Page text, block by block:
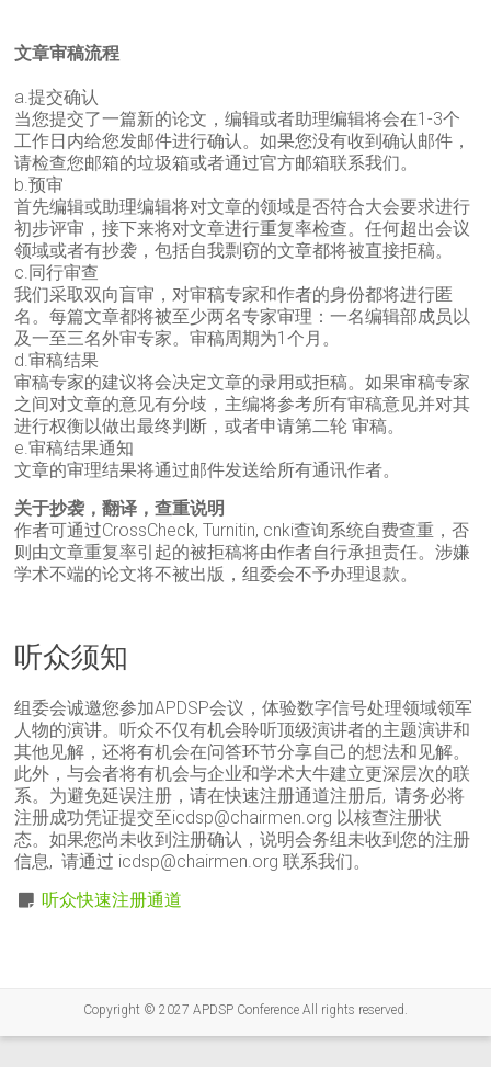
文章审稿流程
a.提交确认
当您提交了一篇新的论文，编辑或者助理编辑将会在1-3个
工作日内给您发邮件进行确认。如果您没有收到确认邮件，
请检查您邮箱的垃圾箱或者通过官方邮箱联系我们。
b.预审
首先编辑或助理编辑将对文章的领域是否符合大会要求进行
初步评审，接下来将对文章进行重复率检查。任何超出会议
领域或者有抄袭，包括自我剽窃的文章都将被直接拒稿。
c.同行审查
我们采取双向盲审，对审稿专家和作者的身份都将进行匿
名。每篇文章都将被至少两名专家审理：一名编辑部成员以
及一至三名外审专家。审稿周期为1个月。
d.审稿结果
审稿专家的建议将会决定文章的录用或拒稿。如果审稿专家
之间对文章的意见有分歧，主编将参考所有审稿意见并对其
进行权衡以做出最终判断，或者申请第二轮 审稿。
e.审稿结果通知
文章的审理结果将通过邮件发送给所有通讯作者。
关于抄袭，翻译，查重说明
作者可通过CrossCheck, Turnitin, cnki查询系统自费查重，否
则由文章重复率引起的被拒稿将由作者自行承担责任。涉嫌
学术不端的论文将不被出版，组委会不予办理退款。
听众须知
组委会诚邀您参加APDSP会议，体验数字信号处理领域领军
人物的演讲。听众不仅有机会聆听顶级演讲者的主题演讲和
其他见解，还将有机会在问答环节分享自己的想法和见解。
此外，与会者将有机会与企业和学术大牛建立更深层次的联
系。为避免延误注册，请在快速注册通道注册后, 请务必将
注册成功凭证提交至icdsp@chairmen.org 以核查注册状
态。如果您尚未收到注册确认，说明会务组未收到您的注册
信息, 请通过 icdsp@chairmen.org 联系我们。
听众快速注册通道
Copyright © 2027 APDSP Conference All rights reserved.